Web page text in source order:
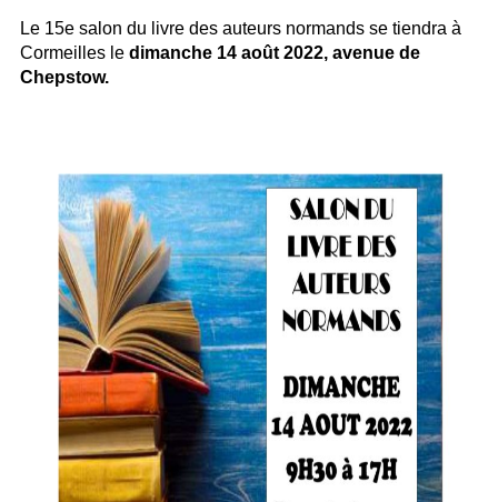
Le 15e salon du livre des auteurs normands se tiendra à
Cormeilles le dimanche 14 août 2022, avenue de
Chepstow.